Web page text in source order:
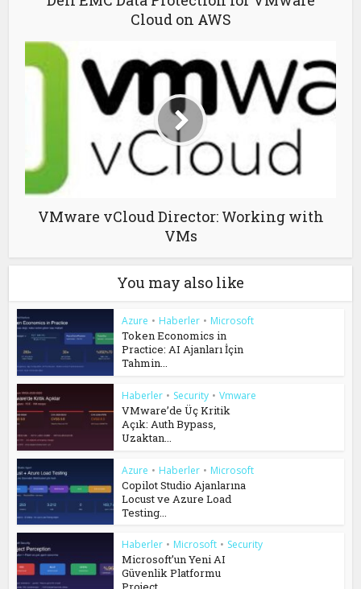
Cloud on AWS
VMware vCloud Director: Working with
VMs
You may also like
Azure • Haberler • Microsoft
Token Economics in
Practice: AI Ajanları İçin
Tahmin...
Haberler • Security • Vmware
VMware’de Üç Kritik
Açık: Auth Bypass,
Uzaktan...
Azure • Haberler • Microsoft
Copilot Studio Ajanlarına
Locust ve Azure Load
Testing...
Haberler • Microsoft • Security
Microsoft’un Yeni AI
Güvenlik Platformu